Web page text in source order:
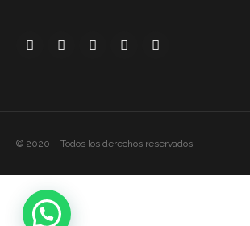
© 2020 – Todos los derechos reservados.